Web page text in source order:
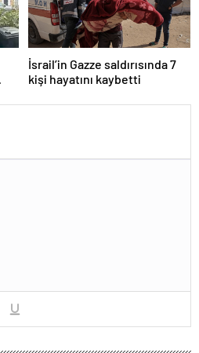
İsrail’in Gazze saldırısında 7
kişi hayatını kaybetti